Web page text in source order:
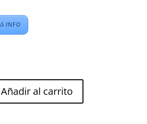
INFO
Añadir al carrito